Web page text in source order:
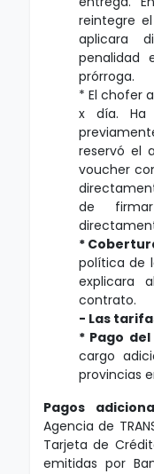
reintegre
aplicara
penalidad
prórroga.
* El chofer
x día. Ha
reservó el
voucher
de
*
política de
explicara
contrato.
- Las
*Pago
cargo
provincias
Pagos
Agencia de
Tarjeta de
emitidas por